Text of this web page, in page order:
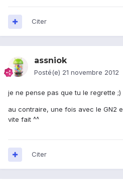
Citer
assniok
Posté(e) 21 novembre 2012
je ne pense pas que tu le regrette ;)
au contraire, une fois avec le GN2
vite fait ^^
Citer